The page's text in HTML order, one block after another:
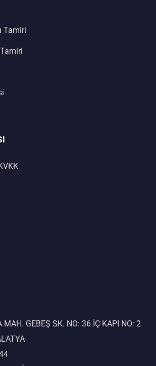
Tamiri
MAH. GEBEŞ SK. NO: 36 İÇ KAPI NO: 2